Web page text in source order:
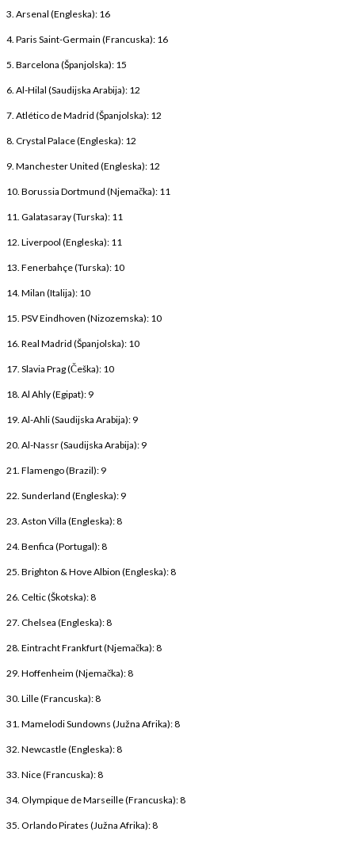
3. Arsenal (Engleska): 16
4. Paris Saint-Germain (Francuska): 16
5. Barcelona (Španjolska): 15
6. Al-Hilal (Saudijska Arabija): 12
7. Atlético de Madrid (Španjolska): 12
8. Crystal Palace (Engleska): 12
9. Manchester United (Engleska): 12
10. Borussia Dortmund (Njemačka): 11
11. Galatasaray (Turska): 11
12. Liverpool (Engleska): 11
13. Fenerbahçe (Turska): 10
14. Milan (Italija): 10
15. PSV Eindhoven (Nizozemska): 10
16. Real Madrid (Španjolska): 10
17. Slavia Prag (Češka): 10
18. Al Ahly (Egipat): 9
19. Al-Ahli (Saudijska Arabija): 9
20. Al-Nassr (Saudijska Arabija): 9
21. Flamengo (Brazil): 9
22. Sunderland (Engleska): 9
23. Aston Villa (Engleska): 8
24. Benfica (Portugal): 8
25. Brighton & Hove Albion (Engleska): 8
26. Celtic (Škotska): 8
27. Chelsea (Engleska): 8
28. Eintracht Frankfurt (Njemačka): 8
29. Hoffenheim (Njemačka): 8
30. Lille (Francuska): 8
31. Mamelodi Sundowns (Južna Afrika): 8
32. Newcastle (Engleska): 8
33. Nice (Francuska): 8
34. Olympique de Marseille (Francuska): 8
35. Orlando Pirates (Južna Afrika): 8